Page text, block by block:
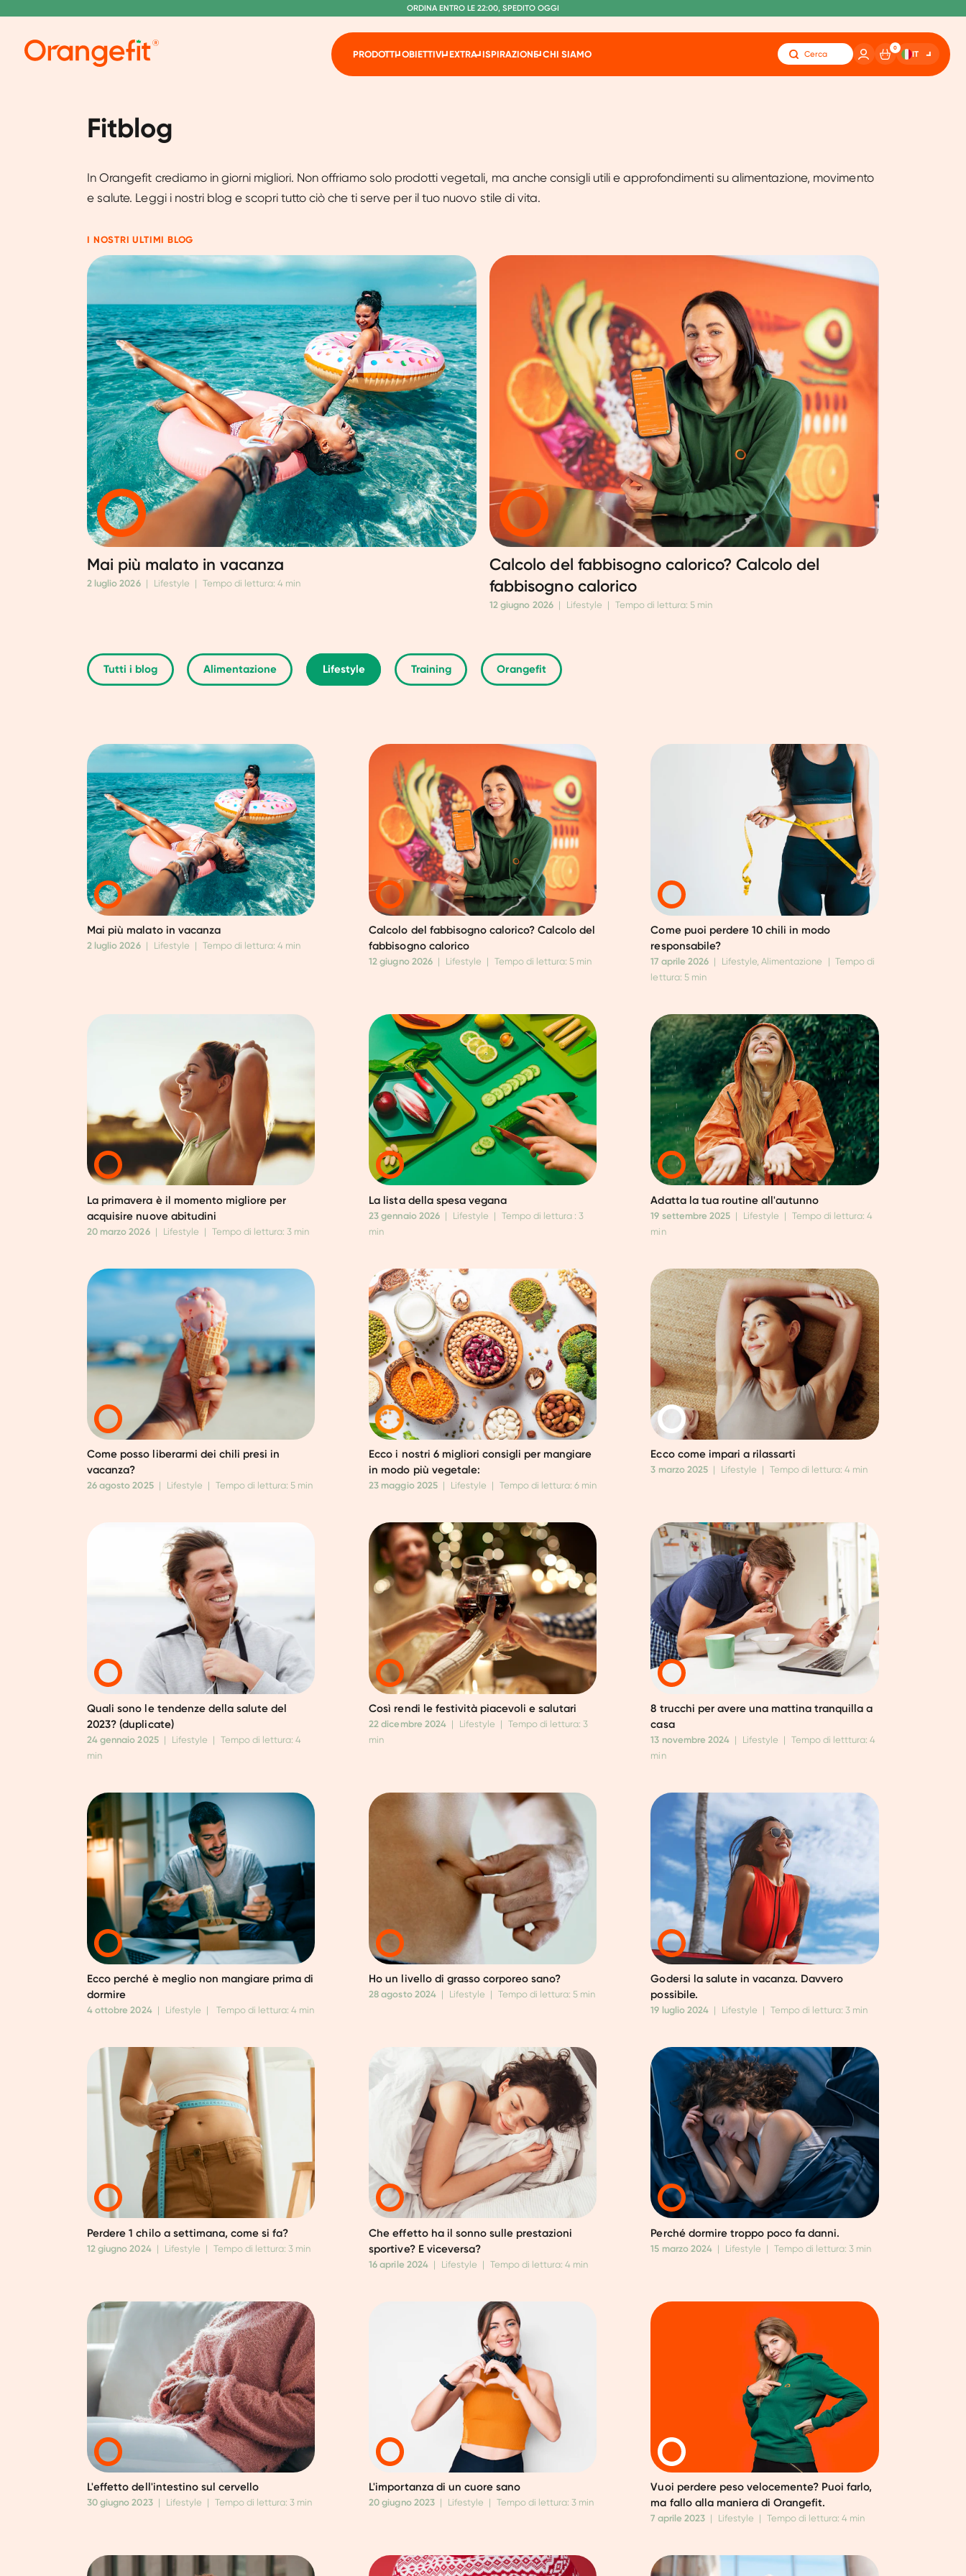
SENZA LATTOSIO E SUCRALOSIO
ORDINA ENTRO LE 22:00, SPEDITO OGGI
SPEDIZIONE GRATUITA A PARTIRE DA €60
PRODOTTI OBIETTIVI EXTRA ISPIRAZIONE CHI SIAMO Cerca
0
IT
Fitblog
In Orangefit crediamo in giorni migliori. Non offriamo solo prodotti vegetali, ma anche consigli utili e approfondimenti su alimentazione, movimento
e salute. Leggi i nostri blog e scopri tutto ciò che ti serve per il tuo nuovo stile di vita.
I NOSTRI ULTIMI BLOG
Mai più malato in vacanza
2 luglio 2026 | Lifestyle | Tempo di lettura: 4 min
Calcolo del fabbisogno calorico? Calcolo del
fabbisogno calorico
12 giugno 2026 | Lifestyle | Tempo di lettura: 5 min
Tutti i blog Alimentazione Lifestyle Training Orangefit
Mai più malato in vacanza
2 luglio 2026 | Lifestyle | Tempo di lettura: 4 min
Calcolo del fabbisogno calorico? Calcolo del
fabbisogno calorico
12 giugno 2026 | Lifestyle | Tempo di lettura: 5 min
Come puoi perdere 10 chili in modo
responsabile?
17 aprile 2026 | Lifestyle, Alimentazione | Tempo di
lettura: 5 min
La primavera è il momento migliore per
acquisire nuove abitudini
20 marzo 2026 | Lifestyle | Tempo di lettura: 3 min
La lista della spesa vegana
23 gennaio 2026 | Lifestyle | Tempo di lettura : 3
min
Adatta la tua routine all'autunno
19 settembre 2025 | Lifestyle | Tempo di lettura: 4
min
Come posso liberarmi dei chili presi in
vacanza?
26 agosto 2025 | Lifestyle | Tempo di lettura: 5 min
Ecco i nostri 6 migliori consigli per mangiare
in modo più vegetale:
23 maggio 2025 | Lifestyle | Tempo di lettura: 6 min
Ecco come impari a rilassarti
3 marzo 2025 | Lifestyle | Tempo di lettura: 4 min
Quali sono le tendenze della salute del
2023? (duplicate)
24 gennaio 2025 | Lifestyle | Tempo di lettura: 4
min
Così rendi le festività piacevoli e salutari
22 dicembre 2024 | Lifestyle | Tempo di lettura: 3
min
8 trucchi per avere una mattina tranquilla a
casa
13 novembre 2024 | Lifestyle | Tempo di letttura: 4
min
Ecco perché è meglio non mangiare prima di
dormire
4 ottobre 2024 | Lifestyle | Tempo di lettura: 4 min
Ho un livello di grasso corporeo sano?
28 agosto 2024 | Lifestyle | Tempo di lettura: 5 min
Godersi la salute in vacanza. Davvero
possibile.
19 luglio 2024 | Lifestyle | Tempo di lettura: 3 min
Perdere 1 chilo a settimana, come si fa?
12 giugno 2024 | Lifestyle | Tempo di lettura: 3 min
Che effetto ha il sonno sulle prestazioni
sportive? E viceversa?
16 aprile 2024 | Lifestyle | Tempo di lettura: 4 min
Perché dormire troppo poco fa danni.
15 marzo 2024 | Lifestyle | Tempo di lettura: 3 min
L'effetto dell'intestino sul cervello
30 giugno 2023 | Lifestyle | Tempo di lettura: 3 min
L'importanza di un cuore sano
20 giugno 2023 | Lifestyle | Tempo di lettura: 3 min
Vuoi perdere peso velocemente? Puoi farlo,
ma fallo alla maniera di Orangefit.
7 aprile 2023 | Lifestyle | Tempo di lettura: 4 min